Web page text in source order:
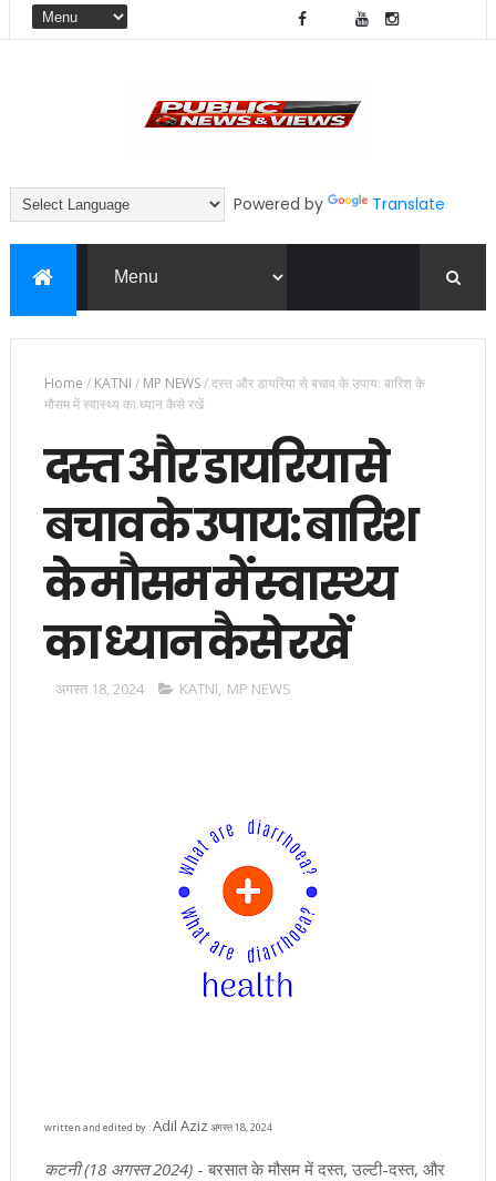
Powered by Translate
Home / KATNI / MP NEWS/दस्त और डायरिया से बचाव के उपाय: बारिश के
मौसम में स्वास्थ्य का ध्यान कैसे रखें
दस्त और डायरिया से
बचाव के उपाय: बारिश
के मौसम में स्वास्थ्य
का ध्यान कैसे रखें
अगस्त 18, 2024 KATNI, MP NEWS
written and edited by :Adil Aziz अगस्त 18, 2024
कटनी (18 अगस्त 2024)- बरसात के मौसम में दस्त, उल्टी-दस्त, और